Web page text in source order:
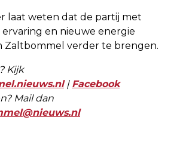
laat weten dat de partij met
ervaring en nieuwe energie
Zaltbommel verder te brengen.
Kijk
| Facebook
Mail dan